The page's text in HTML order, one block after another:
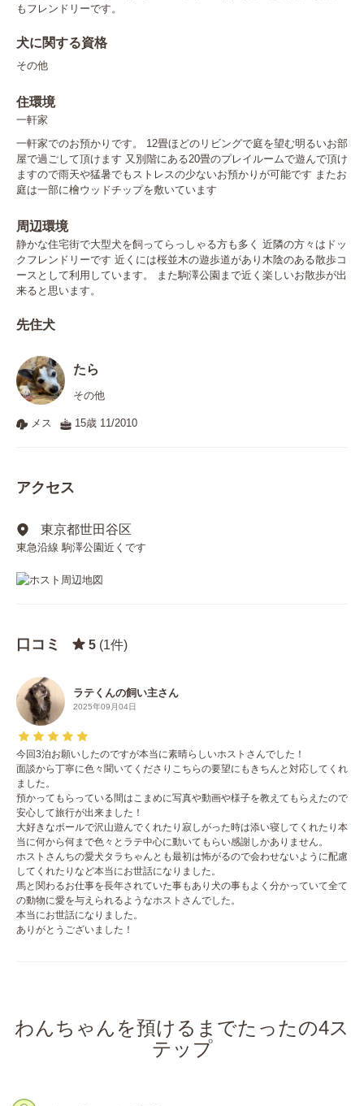
もフレンドリーです。
犬に関する資格
その他
住環境
一軒家
一軒家でのお預かりです。 12畳ほどのリビングで庭を望む明るいお部
屋で過ごして頂けます 又別階にある20畳のプレイルームで遊んで頂け
ますので雨天や猛暑でもストレスの少ないお預かりが可能です またお
庭は一部に檜ウッドチップを敷いています
周辺環境
静かな住宅街で大型犬を飼ってらっしゃる方も多く 近隣の方々はドッ
クフレンドリーです 近くには桜並木の遊歩道があり木陰のある散歩コ
ースとして利用しています。 また駒澤公園まで近く楽しいお散歩が出
来ると思います。
先住犬
たら
その他
メス 15歳 11/2010
アクセス
東京都世田谷区
東急沿線 駒澤公園近くです
口コミ 5 (1件)
ラテくんの飼い主さん
2025年09月04日
今回3泊お願いしたのですが本当に素晴らしいホストさんでした！
面談から丁寧に色々聞いてくださりこちらの要望にもきちんと対応してくれ
ました。
預かってもらっている間はこまめに写真や動画や様子を教えてもらえたので
安心して旅行が出来ました！
大好きなボールで沢山遊んでくれたり寂しがった時は添い寝してくれたり本
当に何から何まで色々とラテ中心に動いてもらい感謝しかありません。
ホストさんちの愛犬タラちゃんとも最初は怖がるので会わせないように配慮
してくれたりなど本当にお世話になりました。
馬と関わるお仕事を長年されていた事もあり犬の事もよく分かっていて全て
の動物に愛を与えられるようなホストさんでした。
本当にお世話になりました。
ありがとうございました！
わんちゃんを預けるまでたったの4ス
テップ